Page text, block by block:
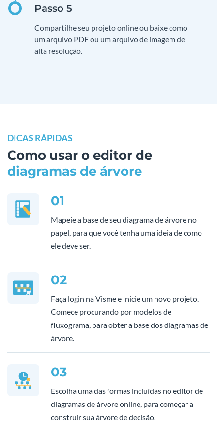
Compartilhe seu projeto online ou baixe como
um arquivo PDF ou um arquivo de imagem de
alta resolução.
DICAS RÁPIDAS
Como usar o editor de
diagramas de árvore
01
Mapeie a base de seu diagrama de árvore no
papel, para que você tenha uma ideia de como
ele deve ser.
02
Faça login na Visme e inicie um novo projeto.
Comece procurando por modelos de
fluxograma, para obter a base dos diagramas de
árvore.
03
Escolha uma das formas incluídas no editor de
diagramas de árvore online, para começar a
construir sua árvore de decisão.